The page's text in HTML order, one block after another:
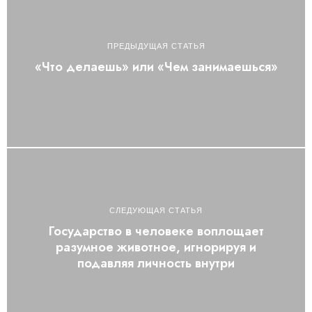
ПРЕДЫДУЩАЯ СТАТЬЯ
«Что делаешь» или «Чем занимаешься»
СЛЕДУЮЩАЯ СТАТЬЯ
Государство в человеке воплощает
разумное животное, игнорируя и
подавляя личность внутри